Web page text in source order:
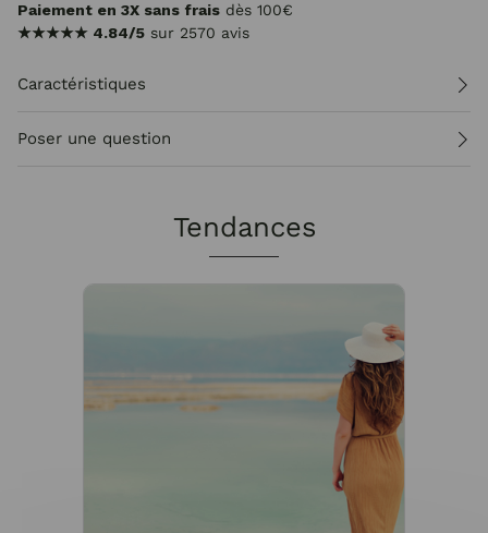
Paiement en 3X sans frais dès 100€
★★★★★ 4.84/5 sur 2570 avis
Caractéristiques
Poser une question
Tendances